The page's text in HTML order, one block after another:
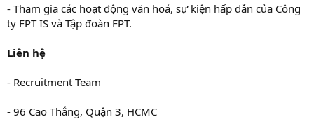
- Tham gia các hoạt động văn hoá, sự kiện hấp dẫn của Công
ty FPT IS và Tập đoàn FPT.
Liên hệ
- Recruitment Team
- 96 Cao Thắng, Quận 3, HCMC